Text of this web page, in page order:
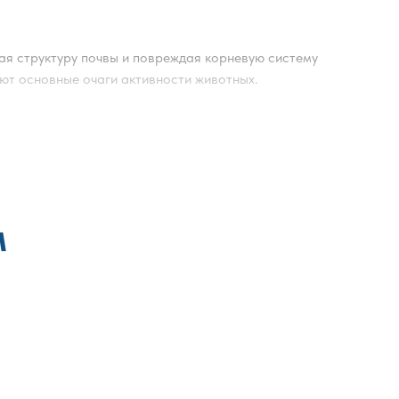
структуру почвы и повреждая корневую систему
основные очаги активности животных.
интенсивности подземных ходов. Если
на участке организуется комплексно, с
зон.